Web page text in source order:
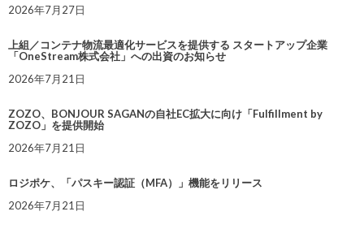
2026年7月27日
上組／コンテナ物流最適化サービスを提供する スタートアップ企業
「OneStream株式会社」への出資のお知らせ
2026年7月21日
ZOZO、BONJOUR SAGANの自社EC拡大に向け「Fulfillment by
ZOZO」を提供開始
2026年7月21日
ロジポケ、「パスキー認証（MFA）」機能をリリース
2026年7月21日